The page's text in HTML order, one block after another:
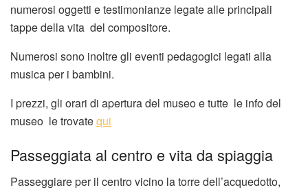
numerosi oggetti e testimonianze legate alle principali
tappe della vita del compositore.
Numerosi sono inoltre gli eventi pedagogici legati alla
musica per i bambini.
I prezzi, gli orari di apertura del museo e tutte le info del
museo le trovatequi
Passeggiata al centro e vita da spiaggia
Passeggiare per il centro vicino la torre dell’acquedotto,